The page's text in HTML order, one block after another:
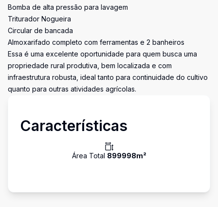
Bomba de alta pressão para lavagem
Triturador Nogueira
Circular de bancada
Almoxarifado completo com ferramentas e 2 banheiros
Essa é uma excelente oportunidade para quem busca uma
propriedade rural produtiva, bem localizada e com
infraestrutura robusta, ideal tanto para continuidade do cultivo
quanto para outras atividades agrícolas.
Características
Área Total 899998m²